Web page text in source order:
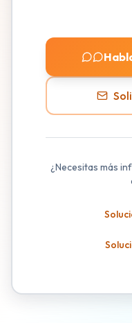
¿Necesitas más